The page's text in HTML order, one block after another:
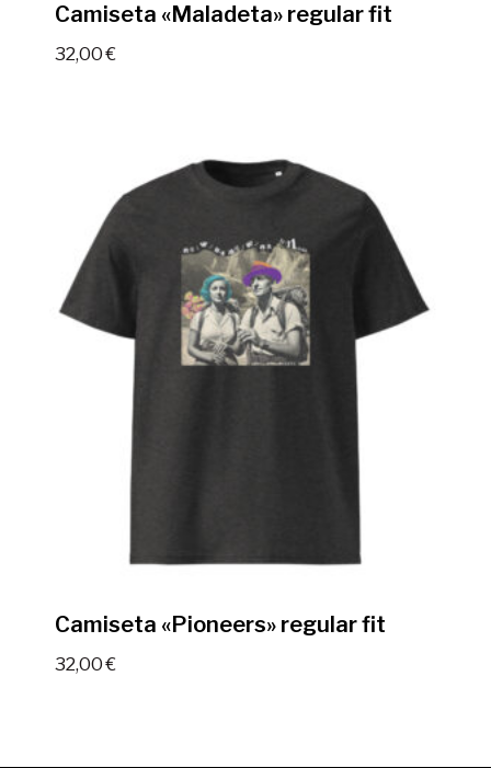
Camiseta «Maladeta» regular fit
32,00€
Camiseta «Pioneers» regular fit
32,00€